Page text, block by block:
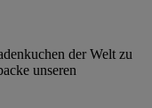
der Welt zu
unseren